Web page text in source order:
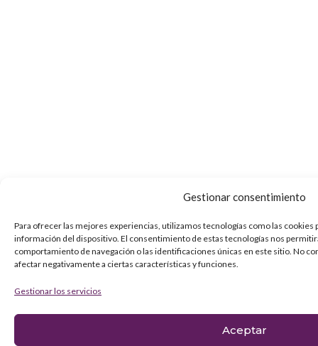
Gestionar consentimiento
Para ofrecer las mejores experiencias, utilizamos tecnologías como las cookies
información del dispositivo. El consentimiento de estas tecnologías nos
comportamiento de navegación o las identificaciones únicas en este sitio. No
afectar negativamente a ciertas características y funciones.
Gestionar los servicios
Aceptar